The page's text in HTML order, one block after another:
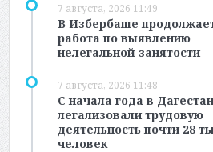
7 августа, 2026 11:49
В Избербаше
работа по выявлению
нелегальной занятости
7 августа, 2026 11:48
С начала года в
легализовали трудовую
деятельность почти 28
человек